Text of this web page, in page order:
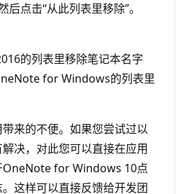
后点击“从此列表里移除”。
的列表里移除笔记本名字
for Windows的列表里
来的不便。如果您尝试过以
决，对此您可以直接在应用
OneNote for Windows 10点
这样可以直接反馈给开发团